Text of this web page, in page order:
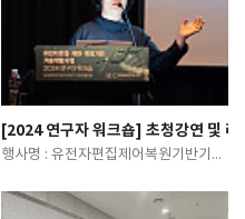
[2024 연구자 워크숍] 초청강연 및 라
행사명 : 유전자편집제어복원기반기술개발사업 2024 연구자 워크숍일 시 : 2024. 06…